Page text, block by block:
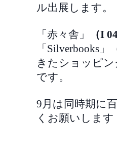
ル出展します。
「赤々舎」 （I
「Silverbooks」
きたショッピ
です。
9月は同時期に
くお願いします